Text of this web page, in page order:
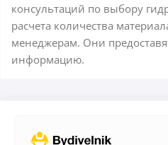
консультаций по выбору
расчета количества
менеджерам. Они
информацию.